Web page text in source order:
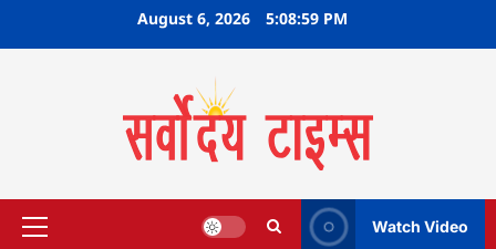
August 6, 2026 5:09:00 PM
Primary
Watch Video